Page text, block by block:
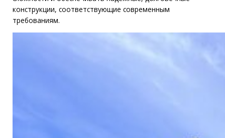
конструкции, соответствующие современным
требованиям.